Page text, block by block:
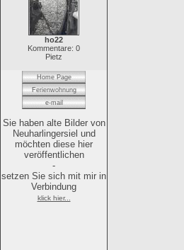
ho22
Kommentare: 0
Pietz
Home Page
Ferienwohnung
e-mail
Sie haben alte Bilder von
Neuharlingersiel und
möchten diese hier
veröffentlichen
-
setzen Sie sich mit mir in
Verbindung
klick hier...